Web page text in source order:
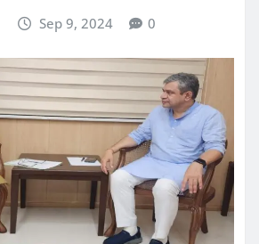
Sep 9, 2024 0